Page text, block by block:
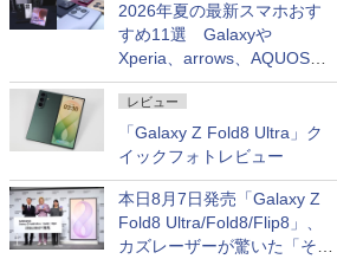
2026年夏の最新スマホおす
すめ11選 Galaxyや
Xperia、arrows、AQUOSな
ど注目機種の特徴は
レビュー
「Galaxy Z Fold8 Ultra」ク
イックフォトレビュー
本日8月7日発売「Galaxy Z
Fold8 Ultra/Fold8/Flip8」、
カズレーザーが驚いた「そば